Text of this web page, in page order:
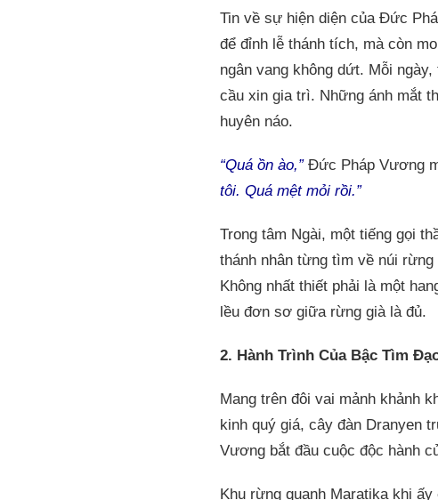
Tin về sự hiện diện của Đức
để đỉnh lễ thánh tích, mà còn
ngân vang không dứt. Mỗi
cầu xin gia trì. Những ánh mắt
huyên náo.
“Quá ồn ào,” Đức Pháp Vương
tôi. Quá mệt mỏi rồi.”
Trong tâm Ngài, một tiếng gọi
thánh nhân từng tìm về núi
Không nhất thiết phải là một
lều đơn sơ giữa rừng già là đủ.
2. Hành Trình Của Bậc Tìm
Mang trên đôi vai mảnh khảnh
kinh quý giá, cây đàn Dranyen
Vương bắt đầu cuộc độc hành
Khu rừng quanh Maratika khi